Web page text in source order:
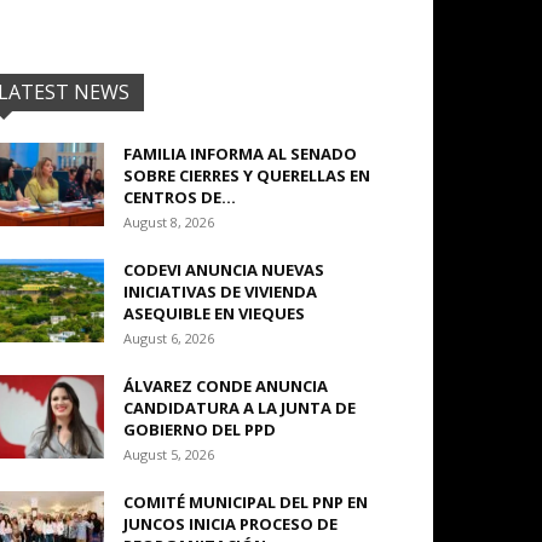
NEWS
FAMILIA INFORMA AL SENADO
SOBRE CIERRES Y QUERELLAS EN
CENTROS DE...
August 8, 2026
CODEVI ANUNCIA NUEVAS
INICIATIVAS DE VIVIENDA
ASEQUIBLE EN VIEQUES
August 6, 2026
ÁLVAREZ CONDE ANUNCIA
CANDIDATURA A LA JUNTA DE
GOBIERNO DEL PPD
August 5, 2026
COMITÉ MUNICIPAL DEL PNP EN
JUNCOS INICIA PROCESO DE